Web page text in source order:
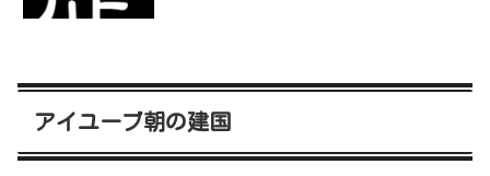
アイユーブ朝の建国